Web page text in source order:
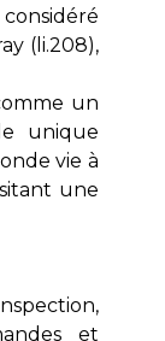
(li.208),
un
unique
vie à
une
et